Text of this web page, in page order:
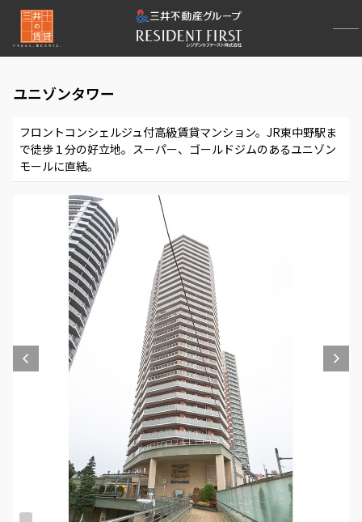
ユニゾンタワー
フロントコンシェルジュ付高級賃貸マンション。JR東中野駅ま
で徒歩１分の好立地。スーパー、ゴールドジムのあるユニゾン
モールに直結。